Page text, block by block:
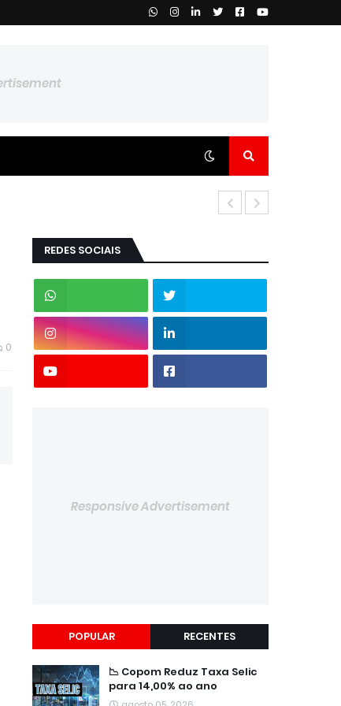
0
REDES SOCIAIS
Responsive Advertisement
POPULAR RECENTES
📉 Copom Reduz Taxa Selic
para 14,00% ao ano